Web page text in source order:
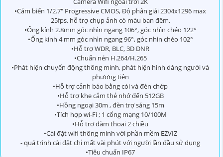
•Cảm biến 1/2.7" Progressive CMOS, Độ phân giải 2304x1296 max
25fps, hỗ trợ chụp ảnh có màu ban đêm.
•Ống kính 2.8mm góc nhìn ngang 106°, góc nhìn chéo 122°
•Ống kính 4 mm góc nhìn ngang 96°, góc nhìn chéo 102°
•Hỗ trợ WDR, BLC, 3D DNR
•Chuấn nén H.264/H.265
•Phát hiện chuyển động thông minh, phát hiện hình dáng người và
phương tiện
•Hỗ trợ cảnh báo bằng còi và đèn chớp
•Hỗ trợ khe cắm thẻ nhớ đến 512GB
•Hồng ngoại 30m , đèn trợ sáng 15m
•Tích hợp wi-Fi ; 1 cổng mạng 10/100M
•Hỗ trợ đàm thoại 2 chiều
•Cài đặt wifi thông minh với phần mềm EZVIZ
- quá trình cài đặt chỉ mất vài phút với người lần đầu sử dụng
•Tiêu chuẩn IP67